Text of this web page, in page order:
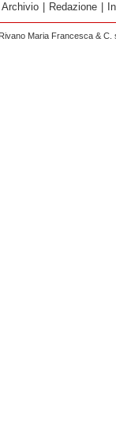
Archivio Redazione
Maria Francesca &